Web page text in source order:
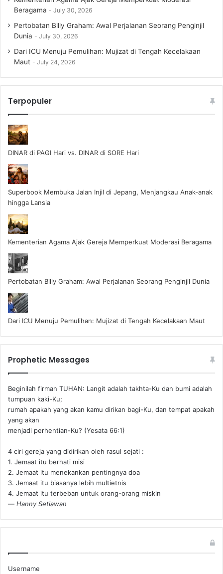
Beragama
July 30, 2026
Pertobatan Billy Graham: Awal Perjalanan Seorang Penginjil
Dunia
July 30, 2026
Dari ICU Menuju Pemulihan: Mujizat di Tengah Kecelakaan
Maut
July 24, 2026
Terpopuler
DINAR di PAGI Hari vs. DINAR di SORE Hari
Superbook Membuka Jalan Injil di Jepang, Menjangkau Anak-anak
hingga Lansia
Kementerian Agama Ajak Gereja Memperkuat Moderasi Beragama
Pertobatan Billy Graham: Awal Perjalanan Seorang Penginjil Dunia
Dari ICU Menuju Pemulihan: Mujizat di Tengah Kecelakaan Maut
Prophetic Messages
Beginilah firman TUHAN: Langit adalah takhta-Ku dan bumi adalah
tumpuan kaki-Ku;
rumah apakah yang akan kamu dirikan bagi-Ku, dan tempat apakah
yang akan
menjadi perhentian-Ku? (Yesata 66:1) ‪
4 ciri gereja yang didirikan oleh rasul sejati :
1. Jemaat itu berhati misi
2. Jemaat itu menekankan pentingnya doa
3. Jemaat itu biasanya lebih multietnis
4. Jemaat itu terbeban untuk orang-orang miskin
— Hanny Setiawan
Username